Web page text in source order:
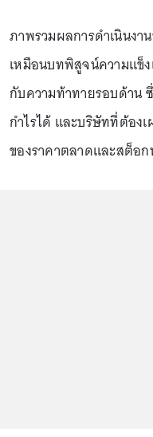
ภาพรวมผลการดำเนินงา
เหมือนบทพิสูจน์ความแข็
กับความท้าทายรอบด้าน
กำไรได้ และบริษัทที่ต้อ
ของราคาตลาดและสต็อ